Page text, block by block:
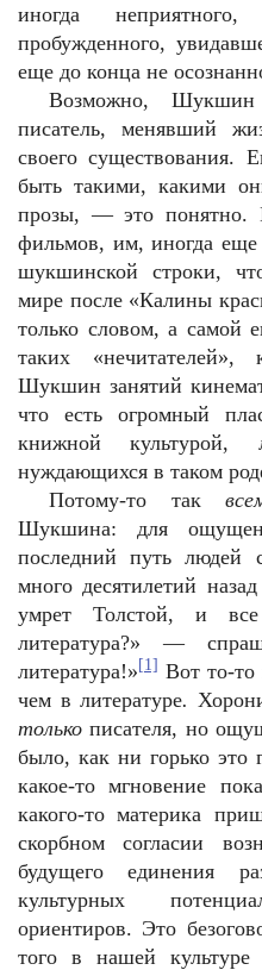
иногда
пробужденного,
еще до конца не
Возможно,
писатель, менявший
своего существования.
быть такими, какими
прозы, — это понятно.
фильмов, им, иногда
шукшинской строки,
мире после «Калины
только словом, а самой
таких
Шукшин занятий
что есть огромный
книжной
нуждающихся в таком
Потому-то так
Шукшина: для
последний путь людей
много десятилетий
умрет Толстой, и
литература?» —
литература!» [1] Вот то-то
чем в литературе.
только писателя, но
было, как ни горько это
какое-то мгновение
какого-то материка
скорбном согласии
будущего единения
культурных
ориентиров. Это
того в нашей культуре